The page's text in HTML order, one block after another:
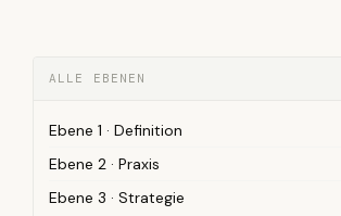
ALLE EBENEN
Ebene 1 · Definition
Ebene 2 · Praxis
Ebene 3 · Strategie